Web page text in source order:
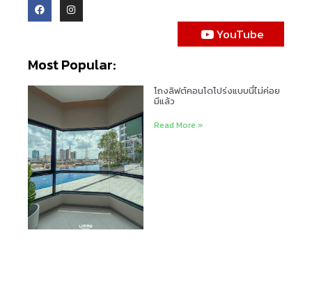
YouTube
Most Popular:
โถงลิฟต์คอนโดโปร่งแบบนี้ไม่ค่อย
มีแล้ว
Read More »